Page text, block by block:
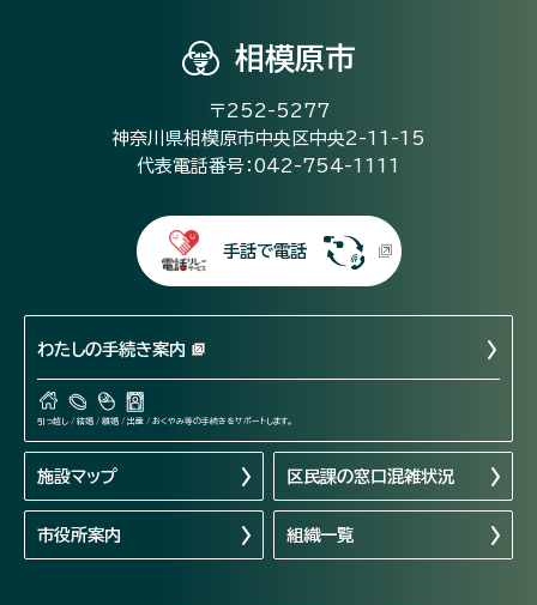
相模原市
〒252-5277
神奈川県相模原市中央区中央2-11-15
代表電話番号：042-754-1111
手話で電話
わたしの手続き案内
引っ越し / 結婚 / 離婚 / 出産 / おくやみ等の手続きをサポートします。
施設マップ 区民課の窓口混雑状況
市役所案内 組織一覧